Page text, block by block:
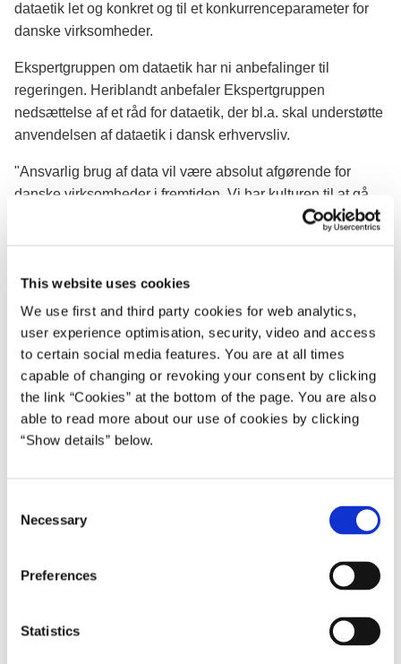
This website uses cookies
We use first and third party cookies for web analytics,
user experience optimisation, security, video and access
to certain social media features. You are at all times
capable of changing or revoking your consent by clicking
the link “Cookies” at the bottom of the page. You are also
able to read more about our use of cookies by clicking
“Show details” below.
Necessary
Preferences
Statistics
dataetik let og konkret og til et konkurrenceparameter for
danske virksomheder.
Ekspertgruppen om dataetik har ni anbefalinger til
regeringen. Heriblandt anbefaler Ekspertgruppen
nedsættelse af et råd for dataetik, der bl.a. skal understøtte
anvendelsen af dataetik i dansk erhvervsliv.
"Ansvarlig brug af data vil være absolut afgørende for
danske virksomheder i fremtiden. Vi har kulturen til at gå
forrest. Vi har innovationskraften til at kombinere det
både produkter og virksomheder, som har dataetik dybt
forankret i kulturen", siger Christiane Vejlø, formand for
ekspertgruppen om dataetik:
de 9 konkrete anbefalinger, vi præsenterer i dag som
resultat. Anbefalingerne skal på den lange bane medvirke
til at løfte dataetiske refleksioner og ansvarlig brug af data,
Forbrugerne skal stille krav
Derudover anbefaler ekspertgruppen, at der udvikles en
dynamisk værktøjskasse med vejledning og anvisninger,
som gør det nemt at indtænke og operationalisere dataetik.
krav til tjenester og virksomhederne i at tage ansvar og se